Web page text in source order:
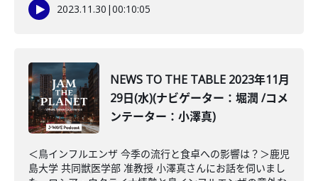
2023.11.30 |00:10:05
NEWS TO THE TABLE 2023年11月
29日(水)(ナビゲーター：堀潤 /コメ
ンテーター：小澤真)
＜鳥インフルエンザ 今季の流行と食卓への影響は？＞鹿児
島大学 共同獣医学部 准教授 小澤真さんにお話を伺いまし